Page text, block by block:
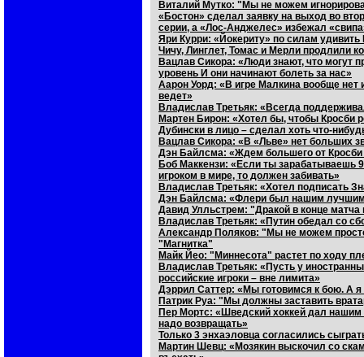
Виталий Мутко: "Мы не можем
«Бостон» сделал заявку на выход во
серии, а «Лос-Анджелес» избежал
Яри Курри: «Йокериту» по силам удивить
Чичу, Линглет, Томас и Мерли продлили
Вацлав Сикора: «Люди знают, что могут
уровень И они начинают болеть за нас»
Аарон Уорд: «В игре Малкина вообще нет
ведет»
Владислав Третьяк: «Всегда
Мартен Бирон: «Хотел бы, чтобы Кросби
Дубински в лицо – сделал хоть что-
Вацлав Сикора: «В «Льве» нет больших
Дэн Байлсма: «Ждем большего от
Боб Маккензи: «Если ты
игроком в мире, то должен забивать»
Владислав Третьяк: «Хотел подписать
Дэн Байлсма: «Флери был нашим лучшим
Давид Улльстрем: "Дракой в конце
Владислав Третьяк: «Путин обедал со
Александр Поляков: "Мы не можем
"Магнитка"
Майк Йео: "Миннесота" растет по ходу
Владислав Третьяк: «Пусть у
российские игроки – вне лимита»
Дэррил Саттер: «Мы готовимся к бою. А
Патрик Руа: "Мы должны заставить
Пер Мортс: «Шведский хоккей дал нашим
надо возвращать»
Только 3 энхаэловца согласились
Мартин Шевц: «Мозякин выскочил со